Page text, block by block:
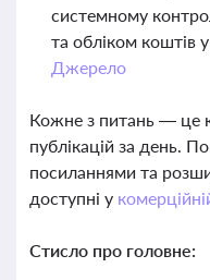
системному
та обліком коштів
Джерело
Кожне з питань — це
публікацій за день.
посиланнями та
доступні у
Стисло про головне: